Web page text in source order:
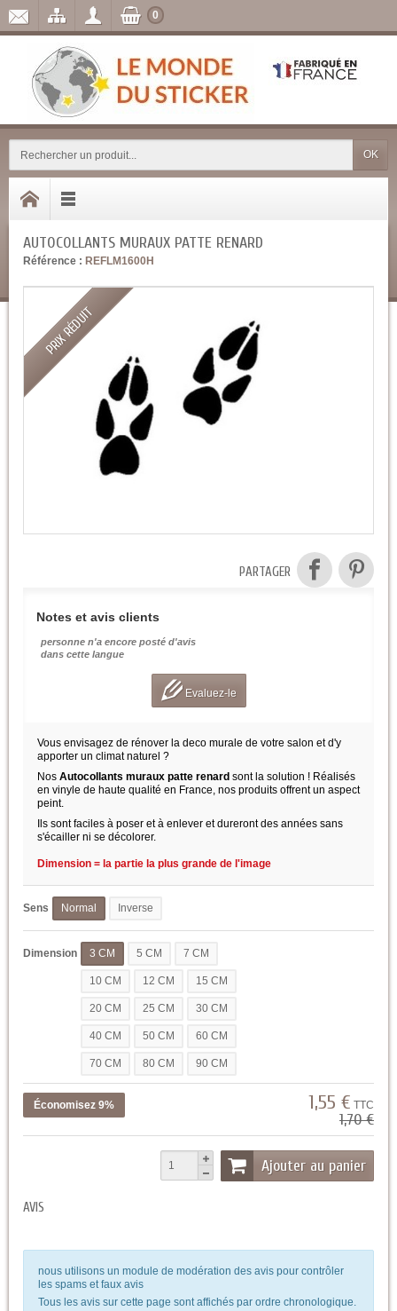
OK
0
AUTOCOLLANTS MURAUX PATTE RENARD
Référence : REFLM1600H
PRIX RÉDUIT
PARTAGER
Notes et avis clients
personne n'a encore posté d'avis
dans cette langue
Evaluez-le
Vous envisagez de rénover la deco murale de votre salon et d'y
apporter un climat naturel ?
Nos Autocollants muraux patte renard sont la solution ! Réalisés
en vinyle de haute qualité en France, nos produits offrent un aspect
peint.
Ils sont faciles à poser et à enlever et dureront des années sans
s'écailler ni se décolorer.
Dimension = la partie la plus grande de l'image
Sens Normal Inverse
Dimension 3 CM 5 CM 7 CM
10 CM 12 CM 15 CM
20 CM 25 CM 30 CM
40 CM 50 CM 60 CM
70 CM 80 CM 90 CM
Économisez 9% 1,55 € TTC
1,70 €
Ajouter au panier
AVIS
nous utilisons un module de modération des avis pour contrôler
les spams et faux avis
Tous les avis sur cette page sont affichés par ordre chronologique.